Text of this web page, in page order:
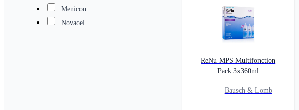
Menicon
Novacel
ReNu MPS Multifonction
Pack 3x360ml
Bausch & Lomb